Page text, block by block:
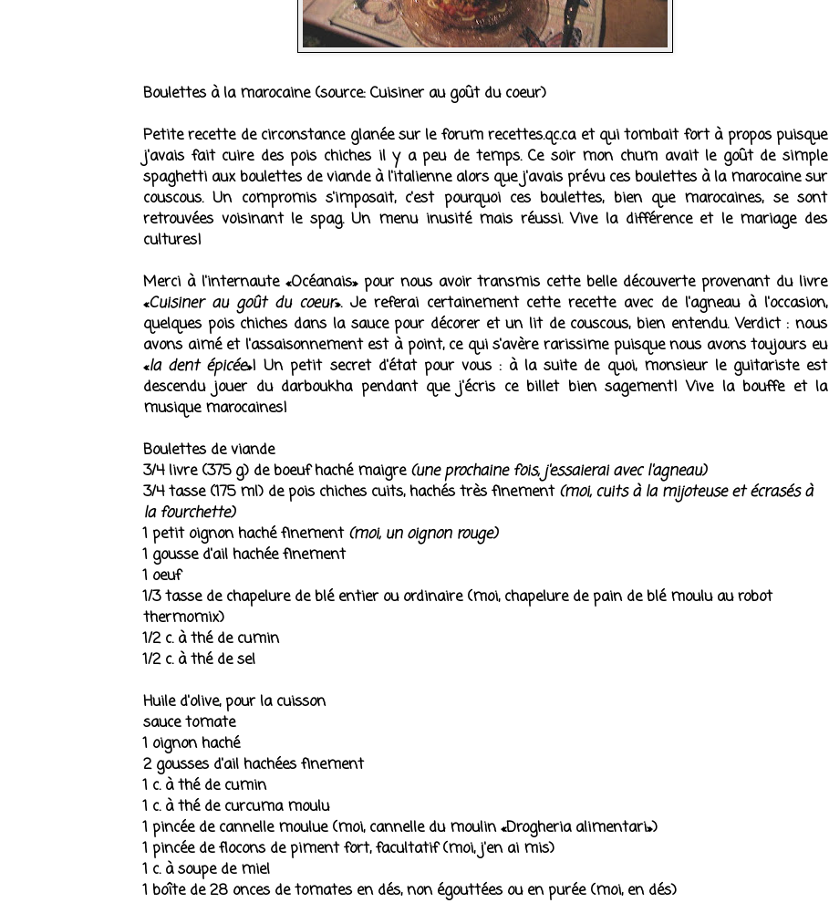
Boulettes à la marocaine(source: Cuisiner au goût du coeur)
Petite recette de circonstance glanée sur le forum recettes.qc.ca et qui tombait fort à propos puisque
j'avais fait cuire des pois chiches il y a peu de temps. Ce soir mon chum avait le goût de simple
spaghetti aux boulettes de viande à l'italienne alors que j'avais prévu ces boulettes à la marocaine sur
couscous. Un compromis s'imposait, c'est pourquoi ces boulettes, bien que marocaines, se sont
retrouvées voisinant le spag. Un menu inusité mais réussi. Vive la différence et le mariage des
cultures!
Merci à l'internaute «Océanais» pour nous avoir transmis cette belle découverte provenant du livre
«Cuisiner au goût du coeur». Je referai certainement cette recette avec de l'agneau à l'occasion,
quelques pois chiches dans la sauce pour décorer et un lit de couscous, bien entendu. Verdict : nous
avons aimé et l'assaisonnement est à point, ce qui s'avère rarissime puisque nous avons toujours eu
«la dent épicée»! Un petit secret d'état pour vous : à la suite de quoi, monsieur le guitariste est
descendu jouer du darboukha pendant que j'écris ce billet bien sagement! Vive la bouffe et la
musique marocaines!
Boulettes de viande
3/4 livre (375 g) de boeuf haché maigre (une prochaine fois, j'essaierai avec l'agneau)
3/4 tasse (175 ml) de pois chiches cuits, hachés très finement (moi, cuits à la mijoteuse et écrasés à
la fourchette)
1 petit oignon haché finement (moi, un oignon rouge)
1 gousse d'ail hachée finement
1 oeuf
1/3 tasse de chapelure de blé entier ou ordinaire (moi, chapelure de pain de blé moulu au robot
thermomix)
1/2 c. à thé de cumin
1/2 c. à thé de sel
Huile d'olive, pour la cuisson
sauce tomate
1 oignon haché
2 gousses d'ail hachées finement
1 c. à thé de cumin
1 c. à thé de curcuma moulu
1 pincée de cannelle moulue (moi, cannelle du moulin «Drogheria alimentari»)
1 pincée de flocons de piment fort, facultatif (moi, j'en ai mis)
1 c. à soupe de miel
1 boîte de 28 onces de tomates en dés, non égouttées ou en purée (moi, en dés)